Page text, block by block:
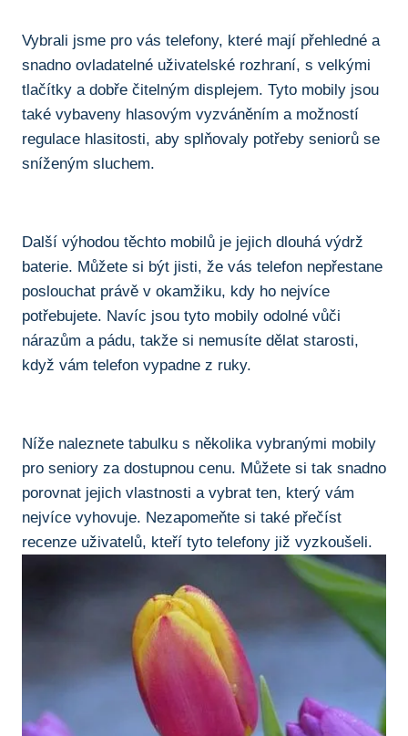
Vybrali jsme pro vás telefony, které‍ mají přehledné a
snadno ovladatelné uživatelské rozhraní, s‌ velkými
tlačítky a ‍dobře⁢ čitelným displejem. Tyto mobily jsou
také vybaveny hlasovým vyzváněním a možností
regulace hlasitosti, aby splňovaly potřeby seniorů se
sníženým sluchem.
Další⁣ výhodou těchto mobilů⁢ je jejich dlouhá výdrž
baterie. Můžete si být jisti, že vás telefon nepřestane
poslouchat právě v okamžiku, kdy ho nejvíce
potřebujete. Navíc jsou tyto mobily odolné vůči
nárazům a pádu, takže si ⁤nemusíte dělat starosti,
když vám telefon vypadne z ruky.
Níže naleznete tabulku s několika vybranými mobily
pro‌ seniory za dostupnou cenu.⁣ Můžete si tak snadno
porovnat jejich ‌vlastnosti a vybrat ten, který vám
nejvíce vyhovuje. Nezapomeňte si také přečíst
recenze uživatelů, kteří tyto telefony již vyzkoušeli.